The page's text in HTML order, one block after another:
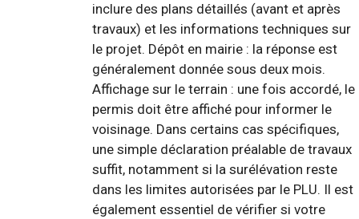
inclure des plans détaillés (avant et après
travaux) et les informations techniques sur
le projet. Dépôt en mairie : la réponse est
généralement donnée sous deux mois.
Affichage sur le terrain : une fois accordé, le
permis doit être affiché pour informer le
voisinage. Dans certains cas spécifiques,
une simple déclaration préalable de travaux
suffit, notamment si la surélévation reste
dans les limites autorisées par le PLU. Il est
également essentiel de vérifier si votre